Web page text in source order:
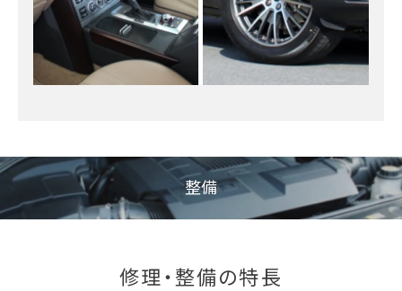
整備
修理・整備の特長